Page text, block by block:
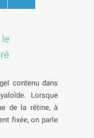
le
contenu dans
Lorsque
de la rétine, à
fixée, on parle